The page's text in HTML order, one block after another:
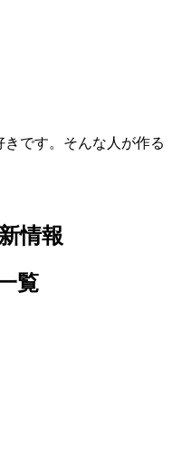
です。そんな人が作る
情報
覧